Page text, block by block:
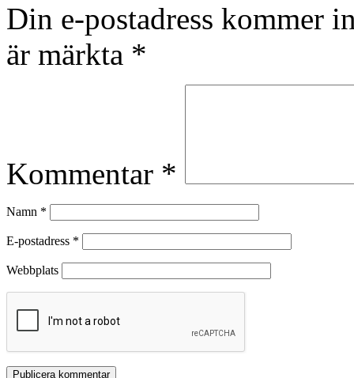
Din e-postadress kommer
är märkta *
Kommentar *
Namn *
E-postadress *
Webbplats